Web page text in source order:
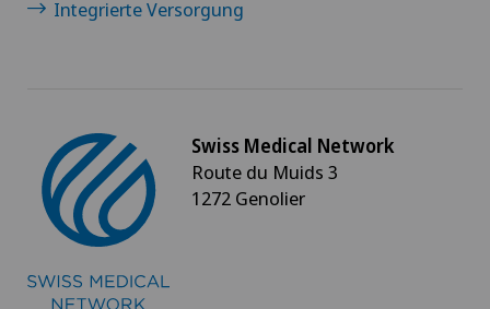
Integrierte Versorgung
Swiss Medical Network
Route du Muids 3
1272 Genolier